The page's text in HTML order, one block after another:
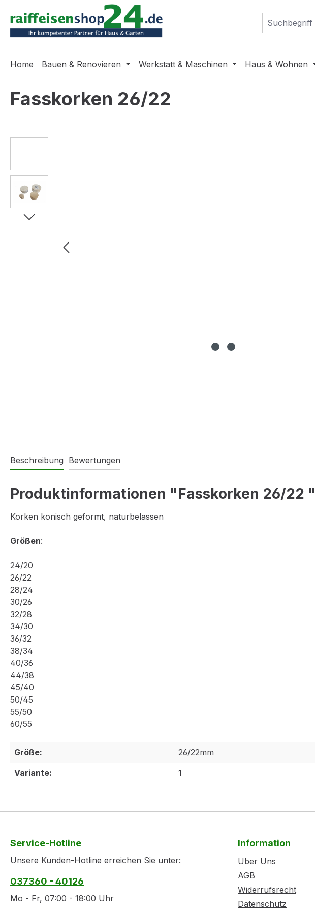
Hauptinhalt springen
Zur Suche springen
Zur Hauptnavigation springen
Home Bauen & Renovieren Werkstatt & Maschinen Haus & Wohnen
Fasskorken 26/22
Beschreibung Bewertungen
Produktinformationen "Fasskorken 26/22 "
Korken konisch geformt, naturbelassen
Größen:
24/20
26/22
28/24
30/26
32/28
34/30
36/32
38/34
40/36
44/38
45/40
50/45
55/50
60/55
Größe:
26/22mm
Variante:
1
Service-Hotline
Unsere Kunden-Hotline erreichen Sie unter:
037360 - 40126
Mo - Fr, 07:00 - 18:00 Uhr
Information
Über Uns
AGB
Widerrufsrecht
Datenschutz